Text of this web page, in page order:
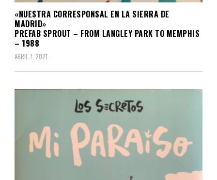
«NUESTRA CORRESPONSAL EN LA SIERRA DE
MADRID»
PREFAB SPROUT – FROM LANGLEY PARK TO MEMPHIS
– 1988
ABRIL 7, 2021